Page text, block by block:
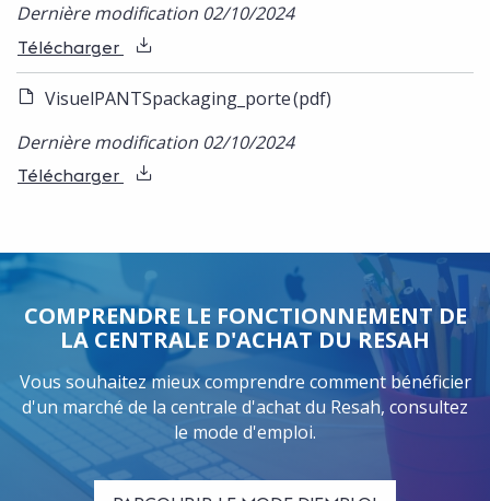
Dernière modification 02/10/2024
Télécharger
VisuelPANTSpackaging_porte(pdf)
Dernière modification 02/10/2024
Télécharger
COMPRENDRE LE FONCTIONNEMENT DE
LA CENTRALE D'ACHAT DU RESAH
Vous souhaitez mieux comprendre comment bénéficier
d'un marché de la centrale d'achat du Resah, consultez
le mode d'emploi.